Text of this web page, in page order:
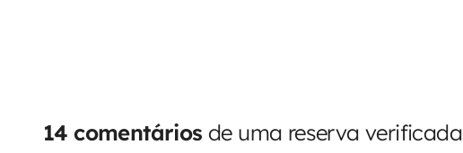
14 comentários de uma reserva verificada